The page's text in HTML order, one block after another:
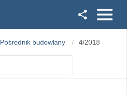
Instagram
Pośrednik budowlany 4/2018